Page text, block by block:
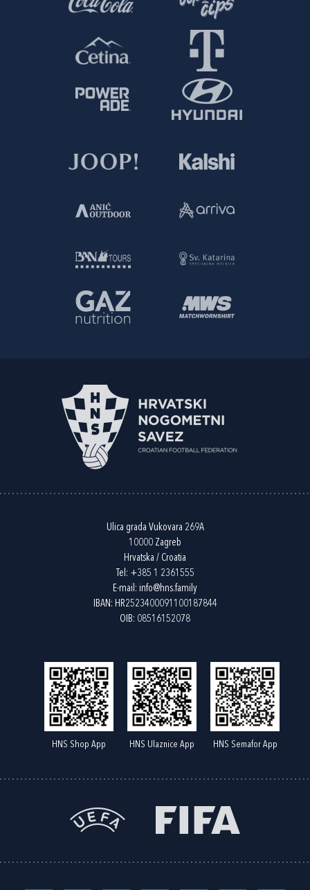
Ulica grada Vukovara 269A
10000 Zagreb
Hrvatska / Croatia
Tel: +385 1 2361555
E-mail: info@hns.family
IBAN: HR2523400091100187844
OIB: 08516152078
HNS Shop App HNS Ulaznice App HNS Semafor App